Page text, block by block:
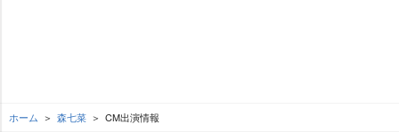
ホーム 森七菜 CM出演情報